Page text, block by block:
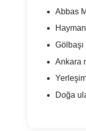
Abbas
Gölbaşı
Ankara
Doğa